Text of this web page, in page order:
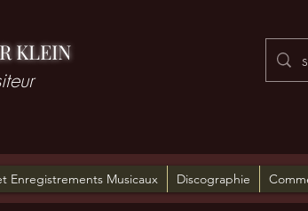
KLEIN
Enregistrements Musicaux Discographie